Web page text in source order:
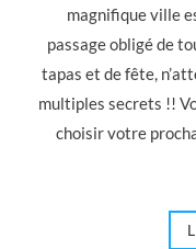
magnifique ville
passage obligé de
tapas et de fête,
multiples secrets !!
choisir votre